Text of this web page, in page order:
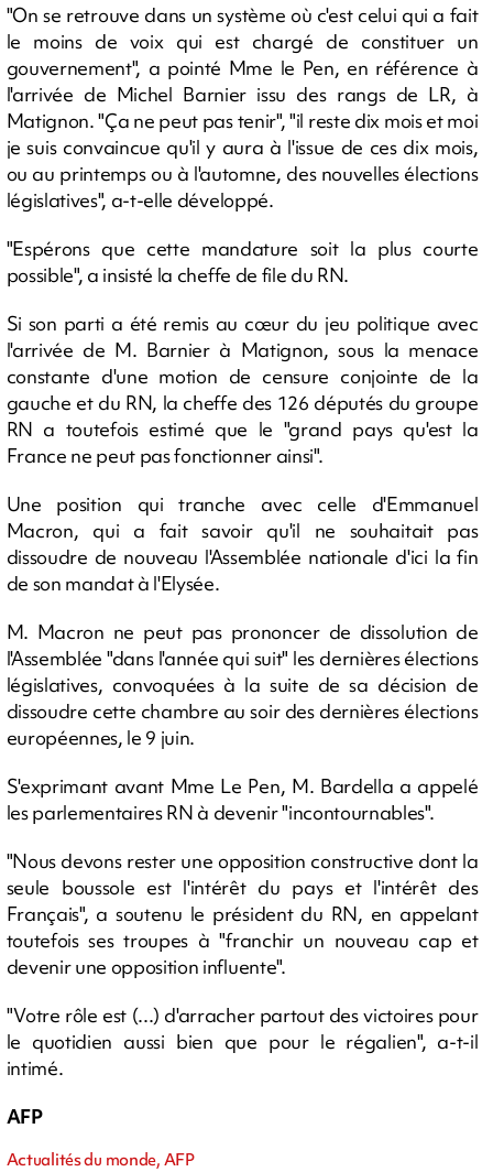
"On se retrouve dans un système où c'est celui qui a fait
le moins de voix qui est chargé de constituer un
gouvernement", a pointé Mme le Pen, en référence à
l'arrivée de Michel Barnier issu des rangs de LR, à
Matignon. "Ça ne peut pas tenir", "il reste dix mois et moi
je suis convaincue qu'il y aura à l'issue de ces dix mois,
ou au printemps ou à l'automne, des nouvelles élections
législatives", a-t-elle développé.
"Espérons que cette mandature soit la plus courte
possible", a insisté la cheffe de file du RN.
Si son parti a été remis au cœur du jeu politique avec
l'arrivée de M. Barnier à Matignon, sous la menace
constante d'une motion de censure conjointe de la
gauche et du RN, la cheffe des 126 députés du groupe
RN a toutefois estimé que le "grand pays qu'est la
France ne peut pas fonctionner ainsi".
Une position qui tranche avec celle d'Emmanuel
Macron, qui a fait savoir qu'il ne souhaitait pas
dissoudre de nouveau l'Assemblée nationale d'ici la fin
de son mandat à l'Elysée.
M. Macron ne peut pas prononcer de dissolution de
l'Assemblée "dans l'année qui suit" les dernières élections
législatives, convoquées à la suite de sa décision de
dissoudre cette chambre au soir des dernières élections
européennes, le 9 juin.
S'exprimant avant Mme Le Pen, M. Bardella a appelé
les parlementaires RN à devenir "incontournables".
"Nous devons rester une opposition constructive dont la
seule boussole est l'intérêt du pays et l'intérêt des
Français", a soutenu le président du RN, en appelant
toutefois ses troupes à "franchir un nouveau cap et
devenir une opposition influente".
"Votre rôle est (...) d'arracher partout des victoires pour
le quotidien aussi bien que pour le régalien", a-t-il
intimé.
AFP
Actualités du monde, AFP